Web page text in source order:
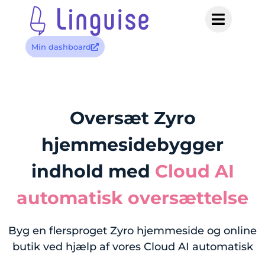
Min dashboard
Oversæt Zyro
hjemmesidebygger
indhold med Cloud AI
automatisk oversættelse
Byg en flersproget Zyro hjemmeside og online
butik ved hjælp af vores Cloud AI automatisk